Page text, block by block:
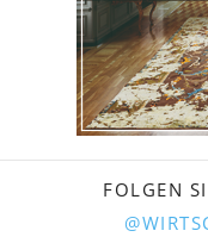
FOLGEN